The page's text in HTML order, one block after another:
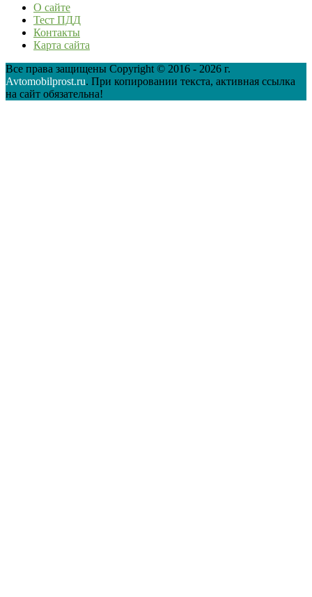
О сайте
Тест ПДД
Контакты
Карта сайта
Все права защищены Copyright © 2016 - 2026 г.
Avtomobilprost.ru. При копировании текста, активная ссылка
на сайт обязательна!